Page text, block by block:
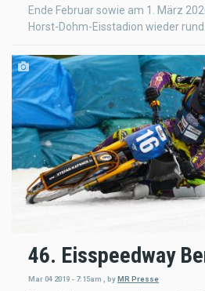
Ende Februar sowie am 1. März
Horst-Dohm-Eisstadion wieder rund.
46. Eisspeedway
Mar 04 2019 - 7:15am byMR Presse